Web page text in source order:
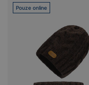
Pouze online